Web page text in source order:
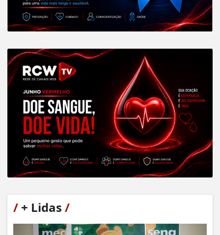
/ + Lidas /